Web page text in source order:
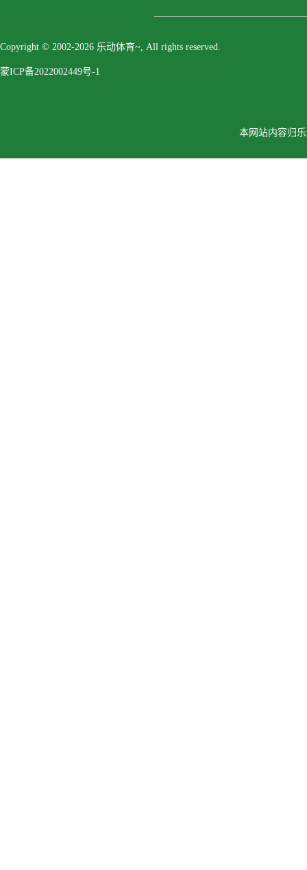
Copyright © 2002-2026 乐动体育~, All rights reserved.
蒙ICP备2022002449号-1
本网站内容归